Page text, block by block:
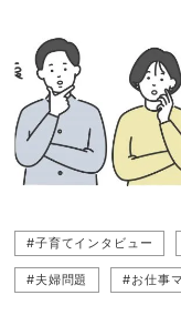
#子育てインタビュー
#夫婦問題 #お仕事